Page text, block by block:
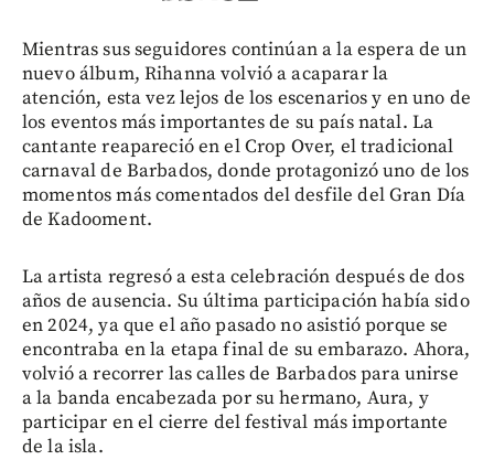
Mientras sus seguidores continúan a la espera de un
nuevo álbum, Rihanna volvió a acaparar la
atención, esta vez lejos de los escenarios y en uno de
los eventos más importantes de su país natal. La
cantante reapareció en el Crop Over, el tradicional
carnaval de Barbados, donde protagonizó uno de los
momentos más comentados del desfile del Gran Día
de Kadooment.
La artista regresó a esta celebración después de dos
años de ausencia. Su última participación había sido
en 2024, ya que el año pasado no asistió porque se
encontraba en la etapa final de su embarazo. Ahora,
volvió a recorrer las calles de Barbados para unirse
a la banda encabezada por su hermano, Aura, y
participar en el cierre del festival más importante
de la isla.